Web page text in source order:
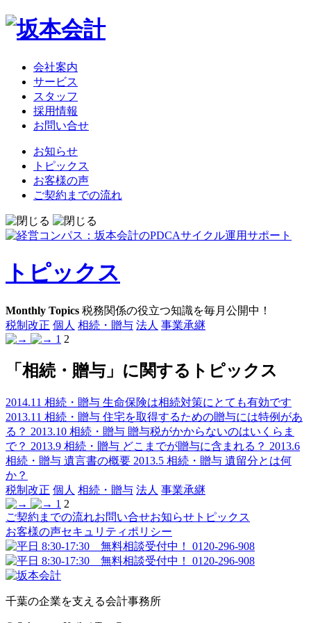
会社案内
サービス
スタッフ
採用情報
お問い合せ
お知らせ
トピックス
お客様の声
ご契約までの流れ
トピックス
Monthly Topics 税務関係の役立つ知識を毎月公開中！
税制改正 個人 相続・贈与 法人 事業承継
1 2
「相続・贈与」に関するトピックス
2014.11 相続・贈与 生命保険は相続対策にとても有効です
2013.11 相続・贈与 住宅を取得するための贈与には特例があ
る？ 2013.10 相続・贈与 贈与税がかからないのはいくらま
で？ 2013.9 相続・贈与 どこまでが贈与に含まれる？ 2013.6
相続・贈与 遺言書の概要 2013.5 相続・贈与 遺留分とは何
か？
税制改正 個人 相続・贈与 法人 事業承継
1 2
ご契約までの流れお問い合せお知らせ トピックス
お客様の声セキュリティポリシー
千葉の企業を支える会計事務所